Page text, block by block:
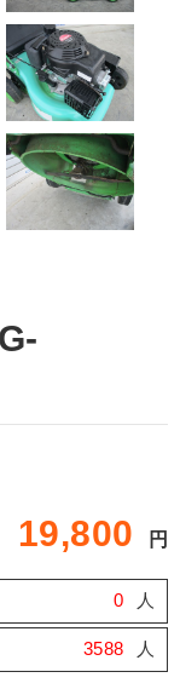
19,800 円
0 人
3588 人